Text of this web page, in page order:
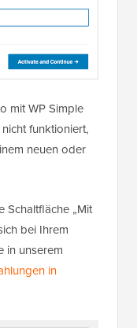
mit WP Simple
funktioniert,
neuen oder
Schaltfläche „Mit
bei Ihrem
in unserem
in